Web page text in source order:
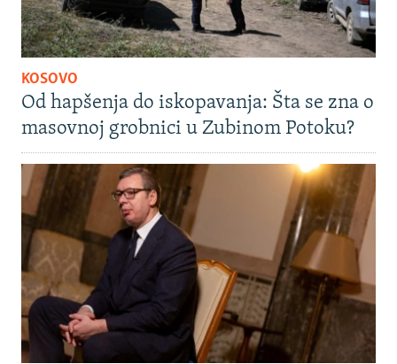
KOSOVO
Od hapšenja do iskopavanja: Šta se zna o
masovnoj grobnici u Zubinom Potoku?